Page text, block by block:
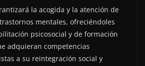
la acogida y la atención de
mentales, ofreciéndoles
psicosocial y de formación
adquieran competencias
a su reintegración social y